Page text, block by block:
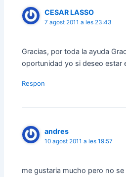
CESAR LASSO
7 agost 2011 a les 23:43
Gracias, por toda la ayuda
oportunidad yo si deseo estar
Respon
andres
10 agost 2011 a les 19:57
me gustaria mucho pero no